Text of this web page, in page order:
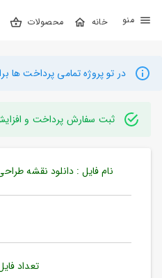
محصولات حساب کاربری
بستن
محصولات
اشتراک
در تو پروژه تمامی پرداخت ها برای
ثبت سفارش پرداخت و
نام فایل : دانلود نقشه
تعداد